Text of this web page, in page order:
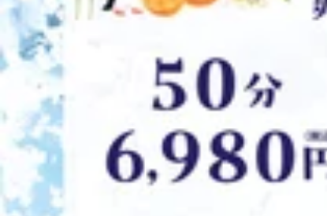
しゅわ炭酸泡スプレーを使った爽快ヘッドスパを受け
れる『極楽の時間』をご用意しております。外の暑さ
2026.07.15
はじめてご来店のお客様へ♪
こんにちは。梅雨明けも間近。暑さでお身体のお疲れ
限定ご来店のお客様はボディケア３０分4，０８０円
にご来店くださいね♪♪
2026.07.14
記事一覧へ
WEB予約する